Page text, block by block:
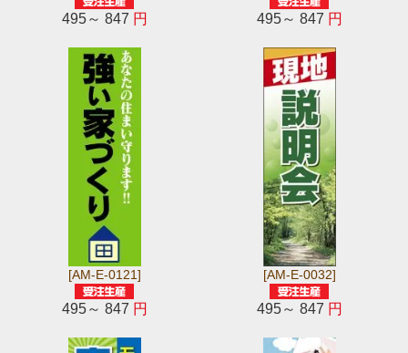
495～ 847 円 495～ 847 円
[AM-E-0121]
495～ 847 円
[AM-E-0032]
495～ 847 円